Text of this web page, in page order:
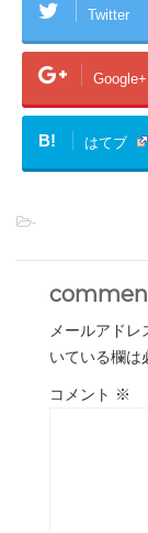
Twitter
Google+
B! はてブ
-
メールアドレ
いている欄は
コメント ※